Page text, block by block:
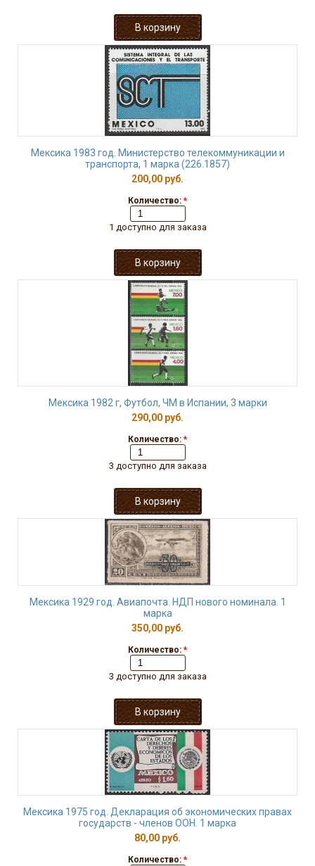
Мексика 1983 год. Министерство телекоммуникации и
транспорта, 1 марка (226.1857)
200,00 руб.
Количество: *
1 доступно для заказа
Мексика 1982 г, Футбол, ЧМ в Испании, 3 марки
290,00 руб.
Количество: *
3 доступно для заказа
Мексика 1929 год. Авиапочта. НДП нового номинала. 1
марка
350,00 руб.
Количество: *
3 доступно для заказа
Мексика 1975 год. Декларация об экономических правах
государств - членов ООН. 1 марка
80,00 руб.
Количество: *